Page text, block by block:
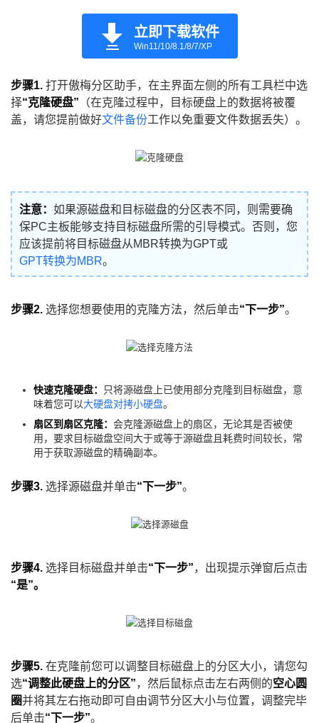
立即下载软件
Win11/10/8.1/8/7/XP
步骤1. 打开傲梅分区助手，在主界面左侧的所有工具栏中选
择“克隆硬盘” （在克隆过程中，目标硬盘上的数据将被覆
盖，请您提前做好文件备份工作以免重要文件数据丢失）。
注意： 如果源磁盘和目标磁盘的分区表不同，则需要确
保PC主板能够支持目标磁盘所需的引导模式。否则，您
应该提前将目标磁盘从MBR转换为GPT或
GPT转换为MBR。
步骤2. 选择您想要使用的克隆方法，然后单击“下一步”。
快速克隆硬盘：
只将源磁盘上已使用部分克隆到目标磁盘，意
味着您可以大硬盘对拷小硬盘。
扇区到扇区克隆： 会克隆源磁盘上的扇区，无论其是否被使
用，要求目标磁盘空间大于或等于源磁盘且耗费时间较长，常
用于获取源磁盘的精确副本。
步骤3. 选择源磁盘并单击“下一步”。
步骤4. 选择目标磁盘并单击“下一步”，出现提示弹窗后点击
“是”。
步骤5. 在克隆前您可以调整目标磁盘上的分区大小，请您勾
选“调整此硬盘上的分区”，然后鼠标点击左右两侧的空心圆
圈并将其左右拖动即可自由调节分区大小与位置，调整完毕
后单击“下一步”。